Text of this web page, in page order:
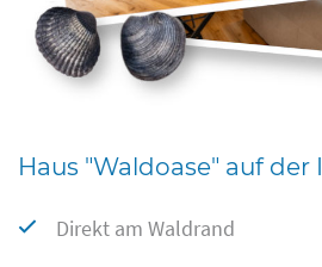
Haus "Waldoase" auf der
Direkt am Waldrand